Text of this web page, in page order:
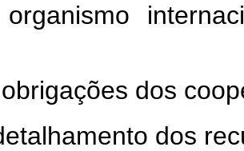
dos
dos